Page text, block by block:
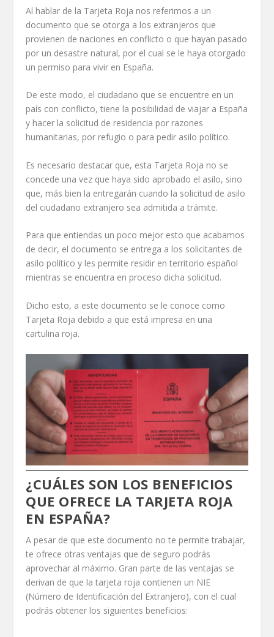
Al hablar de la Tarjeta Roja nos referimos a un
documento que se otorga a los extranjeros que
provienen de naciones en conflicto o que hayan pasado
por un desastre natural, por el cual se le haya otorgado
un permiso para vivir en España.
De este modo, el ciudadano que se encuentre en un
país con conflicto, tiene la posibilidad de viajar a España
y hacer la solicitud de residencia por razones
humanitarias, por refugio o para pedir asilo político.
Es necesario destacar que, esta Tarjeta Roja no se
concede una vez que haya sido aprobado el asilo, sino
que, más bien la entregarán cuando la solicitud de asilo
del ciudadano extranjero sea admitida a trámite.
Para que entiendas un poco mejor esto que acabamos
de decir, el documento se entrega a los solicitantes de
asilo político y les permite residir en territorio español
mientras se encuentra en proceso dicha solicitud.
Dicho esto, a este documento se le conoce como
Tarjeta Roja debido a que está impresa en una
cartulina roja.
¿CUÁLES SON LOS BENEFICIOS
QUE OFRECE LA TARJETA ROJA
EN ESPAÑA?
A pesar de que este documento no te permite trabajar,
te ofrece otras ventajas que de seguro podrás
aprovechar al máximo. Gran parte de las ventajas se
derivan de que la tarjeta roja contienen un NIE
(Número de Identificación del Extranjero), con el cual
podrás obtener los siguientes beneficios: